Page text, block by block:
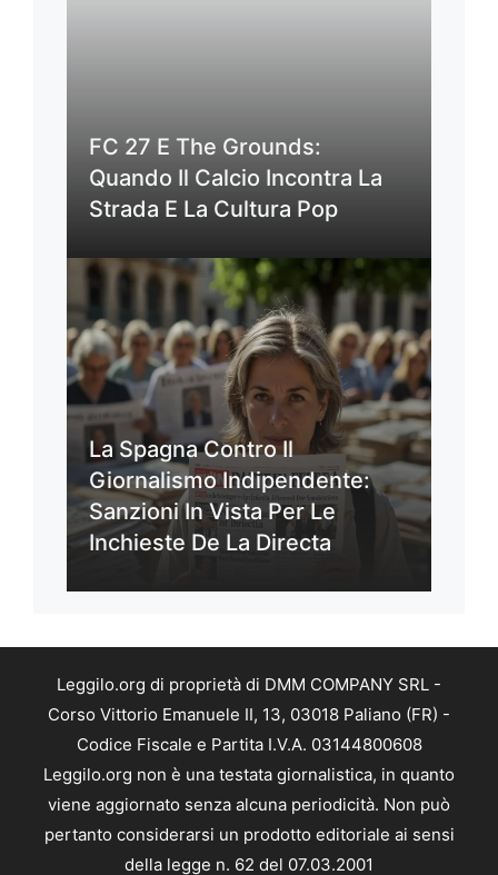
FC 27 E The Grounds:
Quando Il Calcio Incontra La
Strada E La Cultura Pop
La Spagna Contro Il
Giornalismo Indipendente:
Sanzioni In Vista Per Le
Inchieste De La Directa
Leggilo.org di proprietà di DMM COMPANY SRL -
Corso Vittorio Emanuele II, 13, 03018 Paliano (FR) -
Codice Fiscale e Partita I.V.A. 03144800608
Leggilo.org non è una testata giornalistica, in quanto
viene aggiornato senza alcuna periodicità. Non può
pertanto considerarsi un prodotto editoriale ai sensi
della legge n. 62 del 07.03.2001